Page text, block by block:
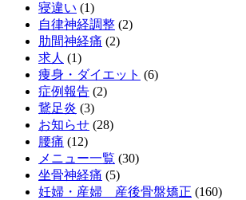
寝違い (1)
自律神経調整 (2)
肋間神経痛 (2)
求人 (1)
痩身・ダイエット (6)
症例報告 (2)
鵞足炎 (3)
お知らせ (28)
腰痛 (12)
メニュー一覧 (30)
坐骨神経痛 (5)
妊婦・産婦 産後骨盤矯正 (160)